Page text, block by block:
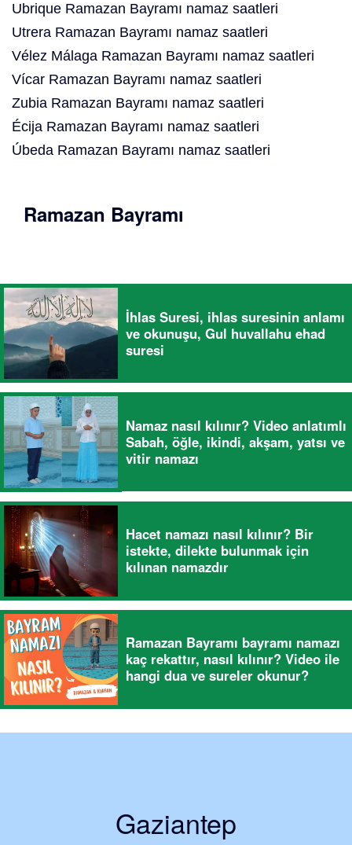
Ubrique Ramazan Bayramı namaz saatleri
Utrera Ramazan Bayramı namaz saatleri
Vélez Málaga Ramazan Bayramı namaz saatleri
Vícar Ramazan Bayramı namaz saatleri
Zubia Ramazan Bayramı namaz saatleri
Écija Ramazan Bayramı namaz saatleri
Úbeda Ramazan Bayramı namaz saatleri
Ramazan Bayramı
İhlas Suresi, ihlas suresinin anlamı
ve okunuşu, Gul huvallahu ehad
suresi
Namaz nasıl kılınır? Video anlatımlı
Sabah, öğle, ikindi, akşam, yatsı ve
vitir namazı
Hacet namazı nasıl kılınır? Bir
istekte, dilekte bulunmak için
kılınan namazdır
Ramazan Bayramı bayramı namazı
kaç rekattır, nasıl kılınır? Video ile
hangi dua ve sureler okunur?
Gaziantep